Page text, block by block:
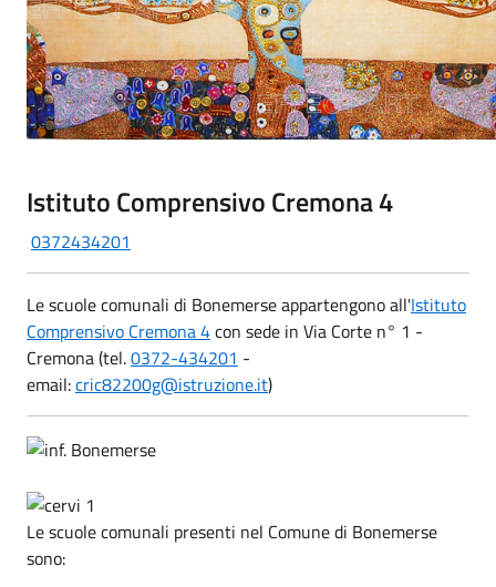
Istituto Comprensivo Cremona 4
0372434201
Le scuole comunali di Bonemerse appartengono all'Istituto
Comprensivo Cremona 4con sede in Via Corte n° 1 -
Cremona (tel.0372-434201 -
email:cric82200g@istruzione.it)
Le scuole comunali presenti nel Comune di Bonemerse
sono: